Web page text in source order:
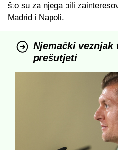
što su za njega bili
Madrid i Napoli.
Njemački veznjak
prešutjeti